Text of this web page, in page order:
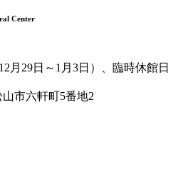
Center
月29日～1月3日）、臨時休館日
山市六軒町5番地2